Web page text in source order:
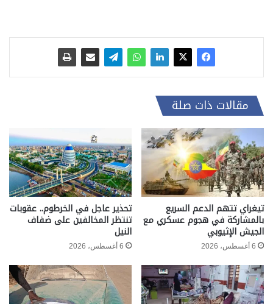
مقالات ذات صلة
تيغراي تتهم الدعم السريع
بالمشاركة في هجوم عسكري مع
الجيش الإثيوبي
6 أغسطس، 2026
تحذير عاجل في الخرطوم.. عقوبات
تنتظر المخالفين على ضفاف
النيل
6 أغسطس، 2026